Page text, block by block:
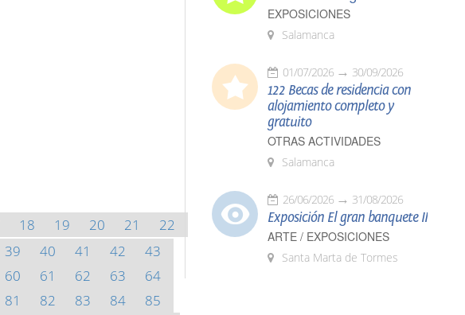
18 19 20 21
22
39 40 41 42
43
60 61 62 63
64
81 82 83 84
85
EXPOSICIONES
Salamanca
01/07/2026 30/09/2026
122 Becas de residencia con
alojamiento completo y
gratuito
OTRAS ACTIVIDADES
Salamanca
26/06/2026 31/08/2026
Exposición El gran banquete II
ARTE / EXPOSICIONES
Santa Marta de Tormes